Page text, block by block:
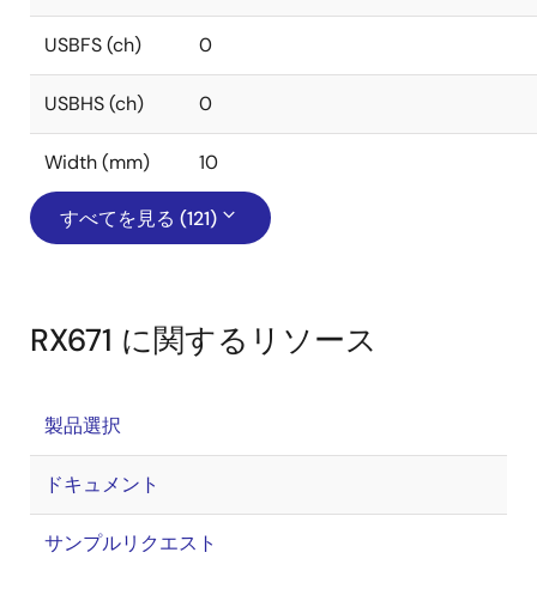
USBFS (ch) 0
USBHS (ch) 0
Width (mm) 10
すべてを見る (121)
RX671 に関するリソース
製品選択
ドキュメント
サンプルリクエスト